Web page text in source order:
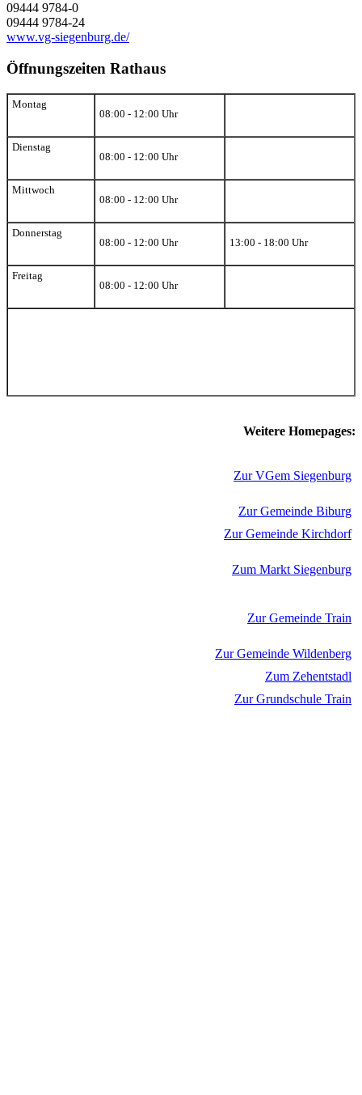
09444 9784-0
09444 9784-24
www.vg-siegenburg.de/
Öffnungszeiten Rathaus
Montag
08:00 - 12:00 Uhr
Dienstag
08:00 - 12:00 Uhr
Mittwoch
08:00 - 12:00 Uhr
Donnerstag
08:00 - 12:00 Uhr
13:00 - 18:00 Uhr
Freitag
08:00 - 12:00 Uhr
Weitere Homepages:
Zur VGem Siegenburg
Zur Gemeinde Biburg
Zur Gemeinde Kirchdorf
Zum Markt Siegenburg
Zur Gemeinde Train
Zur Gemeinde Wildenberg
Zum Zehentstadl
Zur Grundschule Train